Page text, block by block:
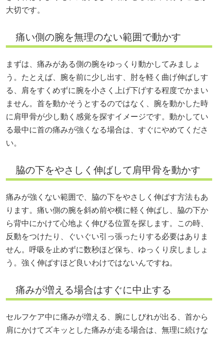
大切です。
痛い側の腕を無理のない範囲で動かす
まずは、痛みがある側の腕をゆっくり動かしてみましょ
う。たとえば、腕を前に少し出す、肘を軽く曲げ伸ばしす
る、肩をすくめずに腕を小さく上げ下げする程度でかまい
ません。首を動かそうとするのではなく、腕を動かした時
に肩甲骨が少し動く感覚を探すイメージです。動かしてい
る最中に首の痛みが強くなる場合は、すぐにやめてくださ
い。
脇の下をやさしく伸ばして肩甲骨を動かす
痛みが強くない範囲で、脇の下をやさしく伸ばす方法もあ
ります。痛い側の腕を斜め前や横に軽く伸ばし、脇の下か
ら背中にかけて心地よく伸びる位置を探します。この時、
反動をつけたり、ぐいぐい引っ張ったりする必要はありま
せん。呼吸を止めずに数秒ほど保ち、ゆっくり戻しましょ
う。強く伸ばすほど良いわけではないんですね。
痛みが増える場合はすぐに中止する
セルフケア中に痛みが増える、腕にしびれが出る、首から
肩にかけてズキッとした痛みが走る場合は、無理に続けな